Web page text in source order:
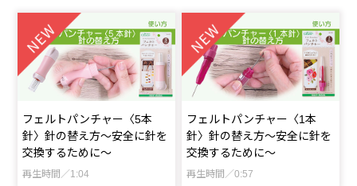
フェルトパンチャー〈5本
針〉針の替え方～安全に針を
交換するために～
再生時間／1:04
フェルトパンチャー〈1本
針〉針の替え方～安全に針を
交換するために～
再生時間／0:57